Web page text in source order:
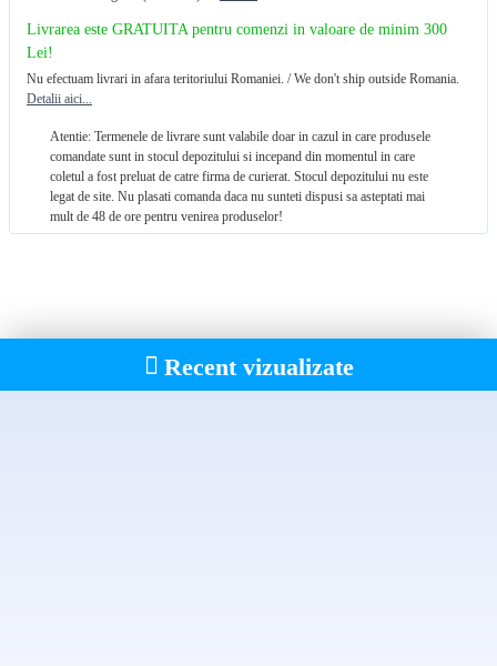
Livrarea este GRATUITA pentru comenzi in valoare de minim 300
Lei!
Nu efectuam livrari in afara teritoriului Romaniei. / We don't ship outside Romania.
Detalii aici...
Atentie: Termenele de livrare sunt valabile doar in cazul in care produsele
comandate sunt in stocul depozitului si incepand din momentul in care
coletul a fost preluat de catre firma de curierat. Stocul depozitului nu este
legat de site. Nu plasati comanda daca nu sunteti dispusi sa asteptati mai
mult de 48 de ore pentru venirea produselor!
Recent vizualizate